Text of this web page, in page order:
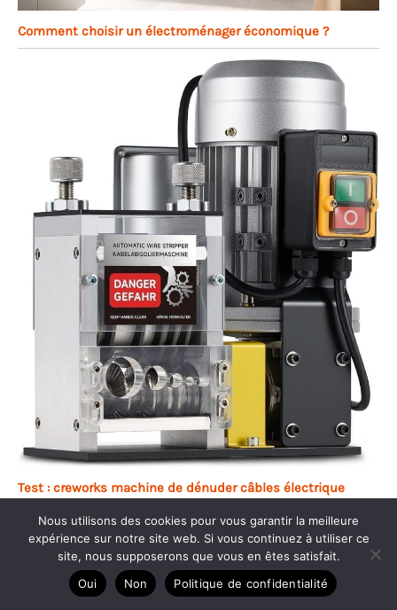
Comment choisir un électroménager économique ?
Test : creworks machine de dénuder câbles électrique
180W 1, 5-30mm
Nous utilisons des cookies pour vous garantir la meilleure
expérience sur notre site web. Si vous continuez à utiliser ce
site, nous supposerons que vous en êtes satisfait.
Oui
Non Politique de confidentialité